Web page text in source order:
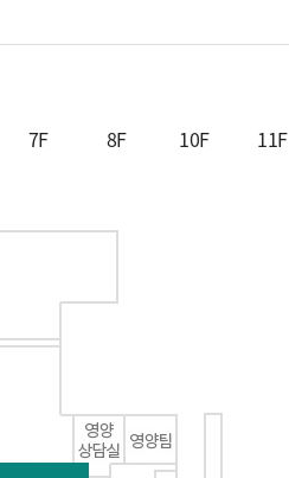
7F 8F 10F 11F